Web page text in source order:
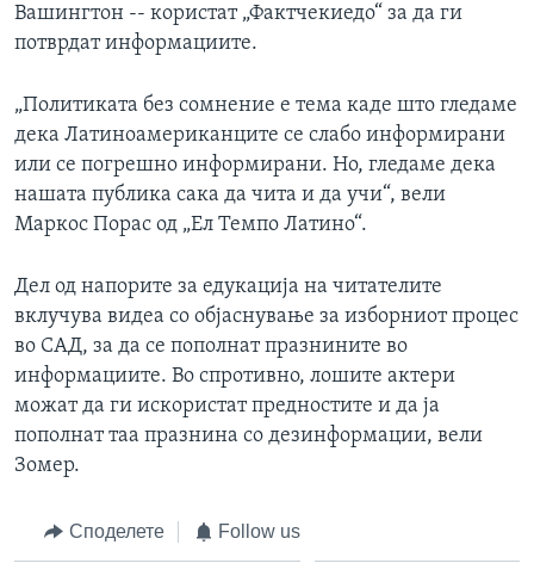
Вашингтон -- користат „Фактчекиедо“ за да ги
потврдат информациите.
„Политиката без сомнение е тема каде што гледаме
дека Латиноамериканците се слабо информирани
или се погрешно информирани. Но, гледаме дека
нашата публика сака да чита и да учи“, вели
Маркос Порас од „Ел Темпо Латино“.
Дел од напорите за едукација на читателите
вклучува видеа со објаснување за изборниот процес
во САД, за да се пополнат празнините во
информациите. Во спротивно, лошите актери
можат да ги искористат предностите и да ја
пополнат таа празнина со дезинформации, вели
Зомер.
Споделете Follow us